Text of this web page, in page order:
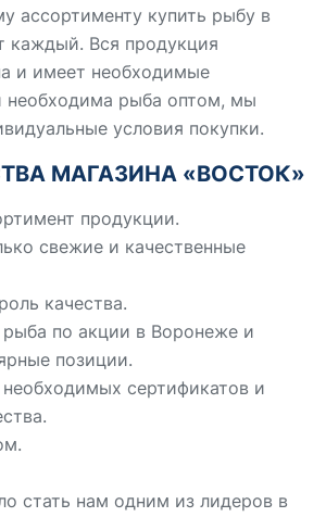
ассортименту купить рыбу в
каждый. Вся продукция
и имеет необходимые
необходима рыба оптом, мы
условия покупки.
МАГАЗИНА «ВОСТОК»
продукции.
свежие и качественные
качества.
рыба по акции в Воронеже и
позиции.
сертификатов и
стать нам одним из лидеров в